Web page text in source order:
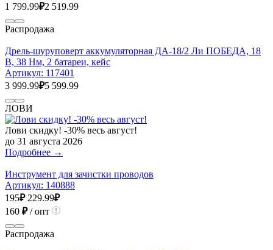
1 799.99₽2 519.99
Распродажа
Дрель-шуруповерт аккумуляторная ДА-18/2 Ли ПОБЕДА, 18
В, 38 Нм, 2 батареи, кейс
Артикул: 117401
3 999.99₽5 599.99
ЛОВИ
Лови скидку! -30% весь август!
до 31 августа 2026
Подробнее →
Инструмент для зачистки проводов
Артикул: 140888
195₽ 229.99₽
160 ₽/ опт
Распродажа